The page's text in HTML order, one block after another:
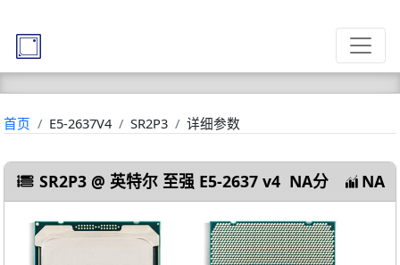
首页 E5-2637V4 SR2P3 详细参数
SR2P3 @ 英特尔 至强 E5-2637 v4 NA分 NA